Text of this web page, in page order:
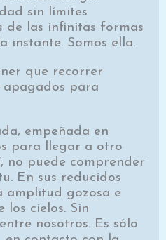
sin límites
de las infinitas formas
instante. Somos ella.
que recorrer
apagados para
empeñada en
para llegar a otro
no puede comprender
En sus reducidos
amplitud gozosa e
cielos. Sin
nosotros. Es sólo